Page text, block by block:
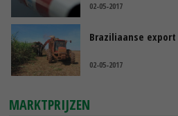
02-05-2017
Braziliaanse
02-05-2017
MARKTPRIJZEN